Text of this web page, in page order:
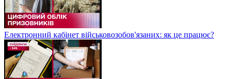
Електронний кабінет військовозобов'язаних: як це працює?